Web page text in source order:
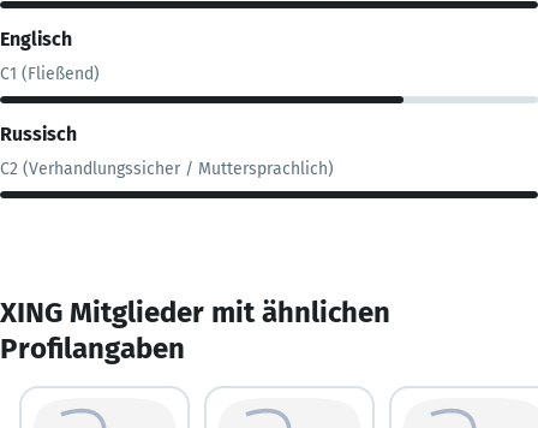
Englisch
C1 (Fließend)
Russisch
C2 (Verhandlungssicher / Muttersprachlich)
XING Mitglieder mit ähnlichen
Profilangaben